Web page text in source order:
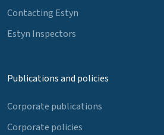
Contacting Estyn
Estyn Inspectors
Publications and policies
Corporate publications
Corporate policies